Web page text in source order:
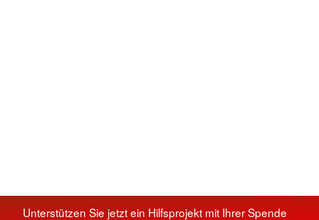
Unterstützen Sie jetzt ein Hilfsprojekt mit Ihrer Spende